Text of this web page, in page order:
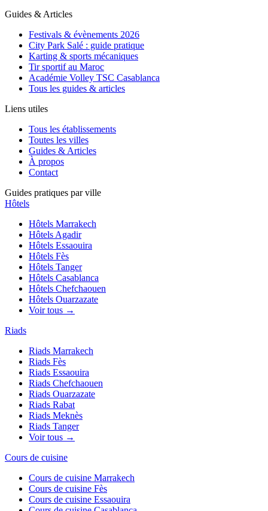
Guides & Articles
Festivals & évènements 2026
City Park Salé : guide pratique
Karting & sports mécaniques
Tir sportif au Maroc
Académie Volley TSC Casablanca
Tous les guides & articles
Liens utiles
Tous les établissements
Toutes les villes
Guides & Articles
À propos
Contact
Guides pratiques par ville
Hôtels
Hôtels Marrakech
Hôtels Agadir
Hôtels Essaouira
Hôtels Fès
Hôtels Tanger
Hôtels Casablanca
Hôtels Chefchaouen
Hôtels Ouarzazate
Voir tous →
Riads
Riads Marrakech
Riads Fès
Riads Essaouira
Riads Chefchaouen
Riads Ouarzazate
Riads Rabat
Riads Meknès
Riads Tanger
Voir tous →
Cours de cuisine
Cours de cuisine Marrakech
Cours de cuisine Fès
Cours de cuisine Essaouira